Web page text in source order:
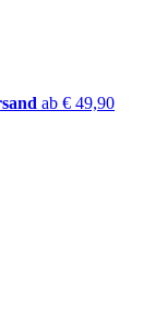
ab € 49,90